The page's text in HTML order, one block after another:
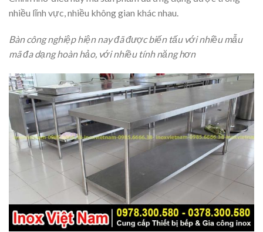
nhiều lĩnh vực, nhiều không gian khác nhau.
Bàn công nghiệp hiện nay đã được biến tấu với nhiều mẫu
mã đa dạng hoàn hảo, với nhiều tính năng hơn